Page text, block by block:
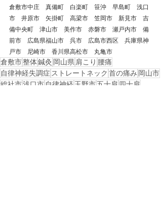
倉敷市中庄　真備町　白楽町　笹沖　早島町　浅口
市　井原市　矢掛町　高梁市　笠岡市　新見市　吉
備中央町　津山市　美作市　赤磐市　瀬戸内市　備
前市　広島県福山市　呉市　広島市西区　兵庫県神
戸市　尼崎市　香川県高松市　丸亀市
倉敷市整体鍼灸 岡山県 肩こり 腰痛
自律神経失調症 ストレートネック 首の痛み 岡山市
総社市浅口市 自律神経 玉野市五十肩 四十肩